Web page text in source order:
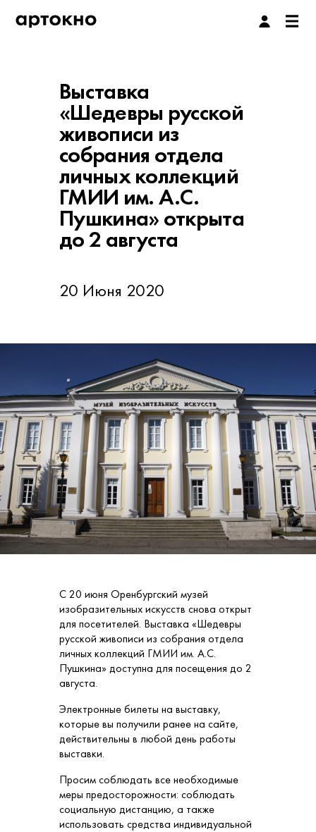
Выставка
«Шедевры русской
живописи из
собрания отдела
личных коллекций
ГМИИ им. А.С.
Пушкина» открыта
до 2 августа
20 Июня 2020
С 20 июня Оренбургский музей
изобразительных искусств снова открыт
для посетителей. Выставка «Шедевры
русской живописи из собрания отдела
личных коллекций ГМИИ им. А.С.
Пушкина» доступна для посещения до 2
августа.
Электронные билеты на выставку,
которые вы получили ранее на сайте,
действительны в любой день работы
выставки.
Просим соблюдать все необходимые
меры предосторожности: соблюдать
социальную дистанцию, а также
использовать средства индивидуальной